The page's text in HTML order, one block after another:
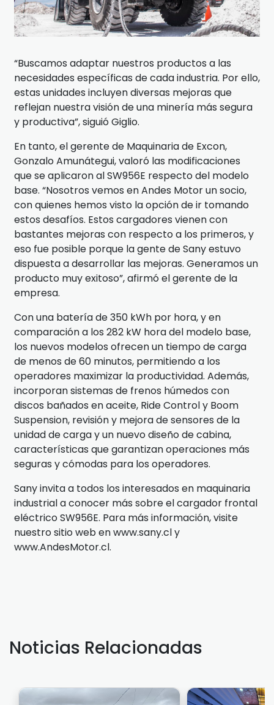
“Buscamos adaptar nuestros productos a las
necesidades específicas de cada industria. Por ello,
estas unidades incluyen diversas mejoras que
reflejan nuestra visión de una minería más segura
y productiva”, siguió Giglio.
En tanto, el gerente de Maquinaria de Excon,
Gonzalo Amunátegui, valoró las modificaciones
que se aplicaron al SW956E respecto del modelo
base. “Nosotros vemos en Andes Motor un socio,
con quienes hemos visto la opción de ir tomando
estos desafíos. Estos cargadores vienen con
bastantes mejoras con respecto a los primeros, y
eso fue posible porque la gente de Sany estuvo
dispuesta a desarrollar las mejoras. Generamos un
producto muy exitoso”, afirmó el gerente de la
empresa.
Con una batería de 350 kWh por hora, y en
comparación a los 282 kW hora del modelo base,
los nuevos modelos ofrecen un tiempo de carga
de menos de 60 minutos, permitiendo a los
operadores maximizar la productividad. Además,
incorporan sistemas de frenos húmedos con
discos bañados en aceite, Ride Control y Boom
Suspension, revisión y mejora de sensores de la
unidad de carga y un nuevo diseño de cabina,
características que garantizan operaciones más
seguras y cómodas para los operadores.
Sany invita a todos los interesados en maquinaria
industrial a conocer más sobre el cargador frontal
eléctrico SW956E. Para más información, visite
nuestro sitio web en www.sany.cl y
www.AndesMotor.cl.
Noticias Relacionadas